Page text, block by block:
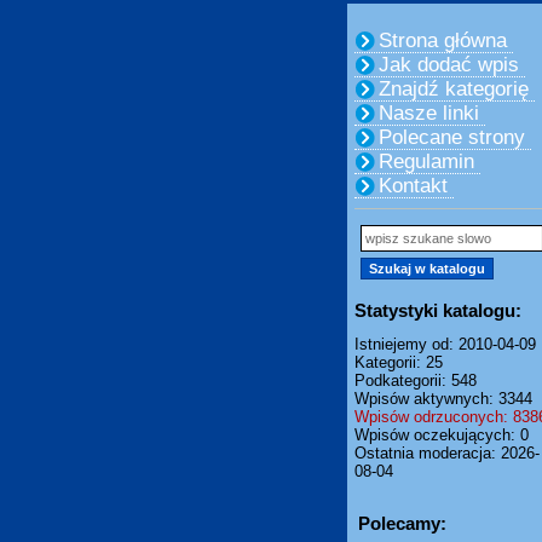
Strona główna
Jak dodać wpis
Znajdź kategorię
Nasze linki
Polecane strony
Regulamin
Kontakt
Statystyki katalogu:
Istniejemy od: 2010-04-09
Kategorii: 25
Podkategorii: 548
Wpisów aktywnych: 3344
Wpisów odrzuconych:
Wpisów oczekujących: 0
Ostatnia moderacja: 2026-
08-04
Polecamy: